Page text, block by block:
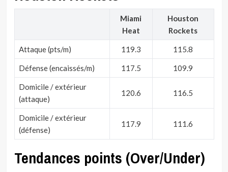
Miami
Heat
Houston
Rockets
Attaque (pts/m) 119.3 115.8
Défense (encaissés/m) 117.5 109.9
Domicile / extérieur
(attaque)
120.6 116.5
Domicile / extérieur
(défense)
117.9 111.6
Tendances points (Over/Under)